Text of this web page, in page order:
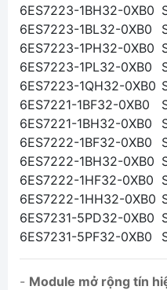
6ES7223-1BH32-0XB0
6ES7223-1BL32-0XB0
6ES7223-1PH32-0XB0
6ES7223-1PL32-0XB0
6ES7223-1QH32-0XB0
6ES7221-1BF32-0XB0
6ES7221-1BH32-0XB0
6ES7222-1BF32-0XB0
6ES7222-1BH32-0XB0
6ES7222-1HF32-0XB0
6ES7222-1HH32-0XB0
6ES7231-5PD32-0XB0
6ES7231-5PF32-0XB0
- Module mở rộng tín